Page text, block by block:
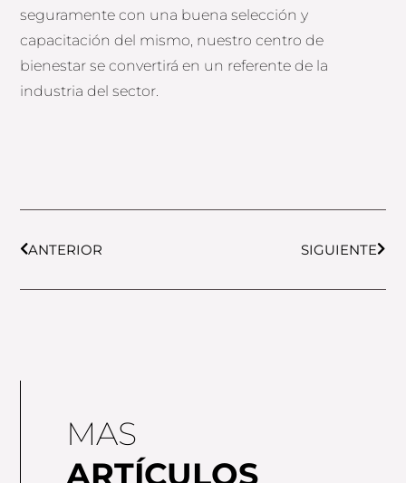
seguramente con una buena selección y
capacitación del mismo, nuestro centro de
bienestar se convertirá en un referente de la
industria del sector.
ANTERIOR
SIGUIENTE
MAS
ARTÍCULOS